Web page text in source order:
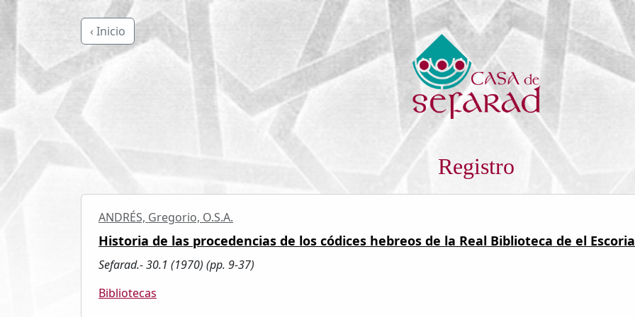
‹ Inicio
Registro
ANDRÉS, Gregorio, O.S.A.
Historia de las procedencias de los códices hebreos de la Real Biblioteca de el
Sefarad.- 30.1 (1970) (pp. 9-37)
Bibliotecas